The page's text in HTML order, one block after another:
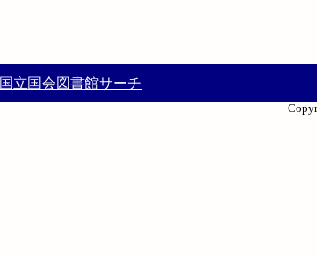
国立国会図書館サーチ